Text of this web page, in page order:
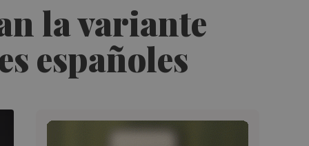
la variante
españoles